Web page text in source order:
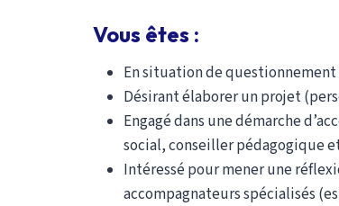
Vous êtes :
En situation de
Désirant élaborer un projet
Engagé dans une démarche
social, conseiller pédagogique
Intéressé pour mener une
accompagnateurs spécialisés